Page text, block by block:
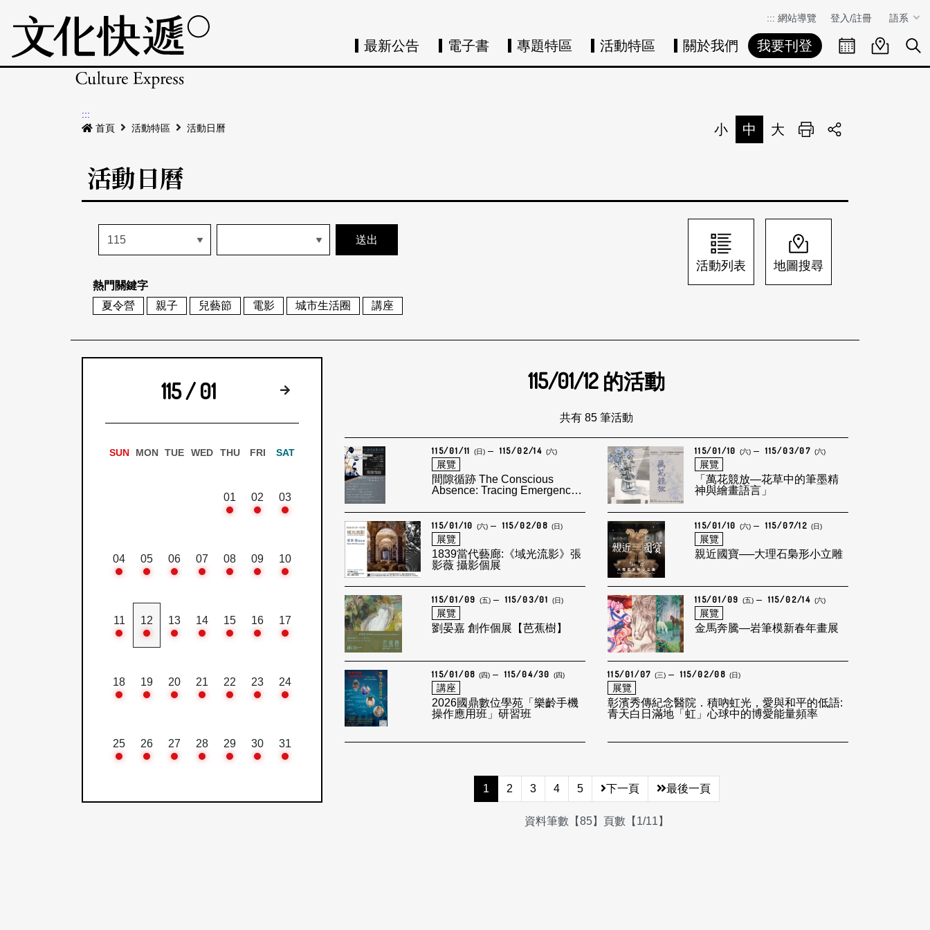
::: 網站導覽 登入/註冊 語系
最新公告 電子書 專題特區 活動特區 關於我們 我要刊登 活動日曆活動地圖展
:::
首頁
活動特區 活動日曆 小 中 大 列印
活動日曆
熱門關鍵字
夏令營
親子 兒藝節 電影 城市生活圈 講座
活動列表 地圖搜尋
115 / 01 下個月
SUN MON TUE WED THU FRI SAT
01 02 03
04 05 06 07 08 09 10
11 12 13 14 15 16 17
18 19 20 21 22 23 24
25 26 27 28 29 30 31
115/01/12 的活動
共有 85 筆活動
115/01/11 (日) 115/02/14 (六)
展覽
間隙循跡 The Conscious
Absence: Tracing Emergence
Project Space 110 與 gallery
Unfold 聯合呈獻
115/01/10 (六) 115/03/07 (六)
展覽
「萬花競放—花草中的筆墨精
神與繪畫語言」
115/01/10 (六) 115/02/08 (日)
展覽
1839當代藝廊:《域光流影》張
影薇 攝影個展
115/01/10 (六) 115/07/12 (日)
展覽
親近國寶──大理石梟形小立雕
115/01/09 (五) 115/03/01 (日)
展覽
劉晏嘉 創作個展【芭蕉樹】
115/01/09 (五) 115/02/14 (六)
展覽
金馬奔騰—岩筆模新春年畫展
115/01/08 (四) 115/04/30 (四)
講座
2026國鼎數位學苑「樂齡手機
操作應用班」研習班
115/01/07 (三) 115/02/08 (日)
展覽
彰濱秀傳紀念醫院．積吶虹光，愛與和平的低語:
青天白日滿地「虹」心球中的博愛能量頻率
1 2 3 4 5 下一頁 最後一頁
資料筆數【85】頁數【1/11】